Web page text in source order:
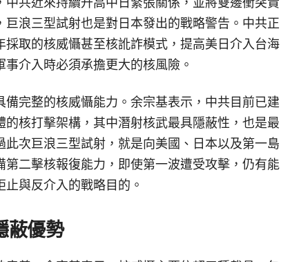
中共近來持續升高中日緊張關係，並將雙邊衝突責
浪三型試射也是對日本發出的戰略警告。中共正
取的核威懾甚至核訛詐模式，提高美日介入台海
介入時必須承擔更大的核風險。
備完整的核威懾能力。余宗基表示，中共目前已建
的核打擊架構，其中潛射核武最具隱蔽性，也是最
次巨浪三型試射，就是向美國、日本以及第一島
二擊核報復能力，即使第一波遭受攻擊，仍有能
與反介入的戰略目的。
蔽優勢